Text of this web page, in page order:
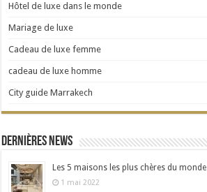
Hôtel de luxe dans le monde
Mariage de luxe
Cadeau de luxe femme
cadeau de luxe homme
City guide Marrakech
Dernières news
Les 5 maisons les plus chères du monde
1 mai 2022